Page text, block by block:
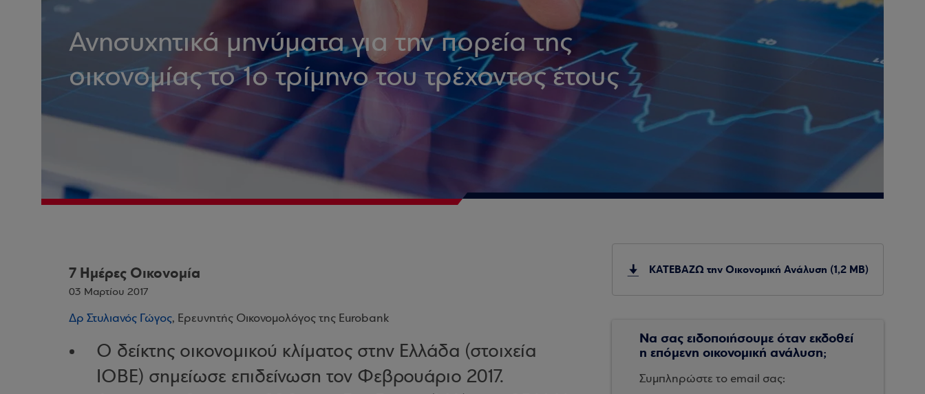
Ανησυχητικά μηνύματα για την πορεία της
οικονομίας το 1ο τρίμηνο του τρέχοντος έτους
7 Ημέρες Οικονομία
03 Μαρτίου 2017
Δρ Στυλιανός Γώγος, Ερευνητής Οικονομολόγος της Eurobank
Ο δείκτης οικονομικού κλίματος στην Ελλάδα (στοιχεία
ΙΟΒΕ) σημείωσε επιδείνωση τον Φεβρουάριο 2017.
ΚΑΤΕΒΑΖΩ την Οικονομική Ανάλυση (1,2 MB)
Να σας ειδοποιήσουμε όταν εκδοθεί
η επόμενη οικονομική ανάλυση;
Συμπληρώστε το email σας: